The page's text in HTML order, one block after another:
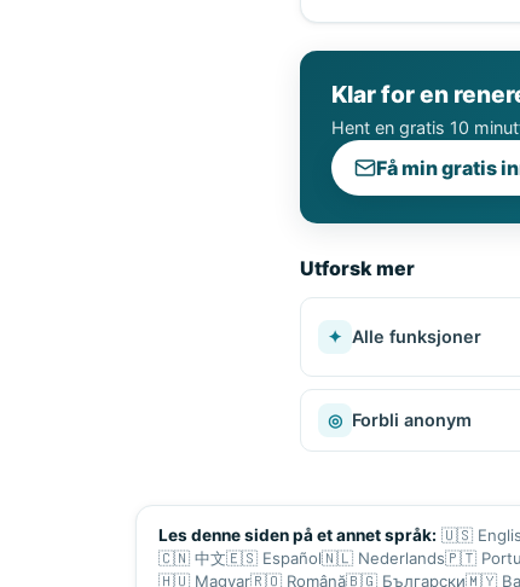
Klar for en
Hent en gratis 10
Få min gratis
Utforsk mer
✦ Alle funksjoner
◎ Forbli anonym
Les denne siden på et annet språk: 🇺🇸
🇨🇳 中文🇪🇸 Español🇳🇱 Nederlands🇵🇹
🇭🇺 Magyar🇷🇴 Română🇧🇬 Български🇲🇾